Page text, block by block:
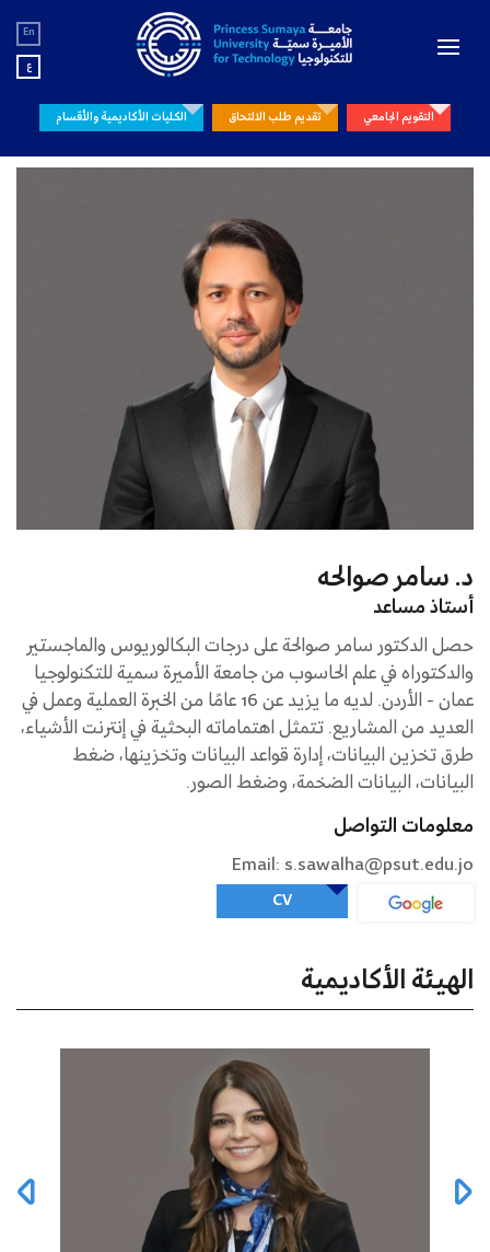
En
ع
التقويم الجامعي تقديم طلب الالتحاق الكليات الأكاديمية والأقسام
د. سامر صوالحه
أستاذ مساعد
حصل الدكتور سامر صوالحة على درجات البكالوريوس والماجستير
والدكتوراه في علم الحاسوب من جامعة الأميرة سمية للتكنولوجيا
عمان - الأردن. لديه ما يزيد عن 16 عامًا من الخبرة العملية وعمل في
العديد من المشاريع. تتمثل اهتماماته البحثية في إنترنت الأشياء،
طرق تخزين البيانات، إدارة قواعد البيانات وتخزينها، ضغط
البيانات، البيانات الضخمة، وضغط الصور.
معلومات التواصل
Email: s.sawalha@psut.edu.jo
CV
الهيئة الأكاديمية